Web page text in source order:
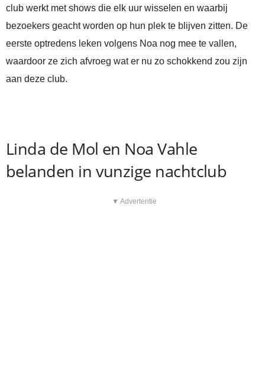
club werkt met shows die elk uur wisselen en waarbij
bezoekers geacht worden op hun plek te blijven zitten. De
eerste optredens leken volgens Noa nog mee te vallen,
waardoor ze zich afvroeg wat er nu zo schokkend zou zijn
aan deze club.
Linda de Mol en Noa Vahle
belanden in vunzige nachtclub
▼ Advertentie